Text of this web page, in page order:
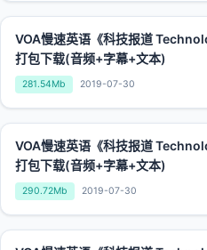
VOA慢速英语《科技报道
打包下载(音频+字幕+文本)
281.54Mb 2019-07-30
VOA慢速英语《科技报道
打包下载(音频+字幕+文本)
290.72Mb 2019-07-30